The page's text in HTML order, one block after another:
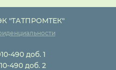
"ТАТПРОМТЕК"
490 доб. 1
490 доб. 2